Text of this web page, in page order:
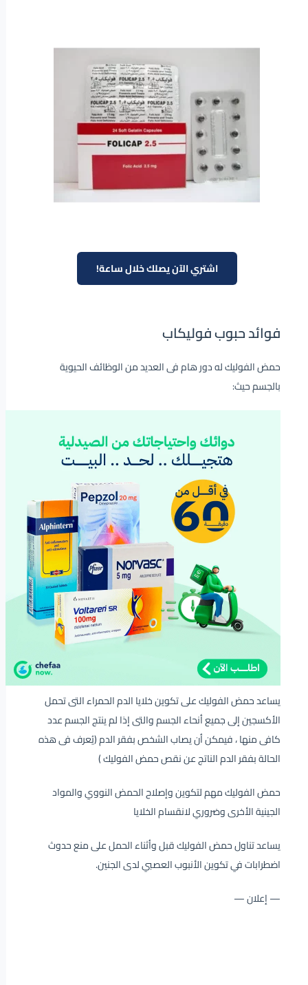
اشتري الآن يصلك خلال ساعة!
فوائد حبوب فوليكاب
حمض الفوليك له دور هام فى العديد من الوظائف الحيوية
بالجسم حيث:
يساعد حمض الفوليك على تكوين خلايا الدم الحمراء التى تحمل
الأكسجين إلى جميع أنحاء الجسم والتى إذا لم ينتج الجسم عدد
كافى منها ، فيمكن أن يصاب الشخص بفقر الدم (يُعرف فى هذه
الحالة بفقر الدم الناتج عن نقص حمض الفوليك )
حمض الفوليك مهم لتكوين وإصلاح الحمض النووي والمواد
الجينية الأخرى وضروري لانقسام الخلايا
يساعد تناول حمض الفوليك قبل وأثناء الحمل على منع حدوث
اضطرابات في تكوين الأنبوب العصبي لدى الجنين.
— إعلان —